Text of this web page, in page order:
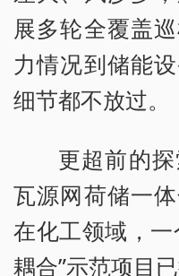
展多轮全覆盖
力情况到储能
细节都不放过。
更超前的
瓦源网荷储一
在化工领域，
耦合”示范项目已